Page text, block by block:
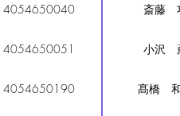
4054650040 斎藤
4054650051 小沢
4054650190 髙橋